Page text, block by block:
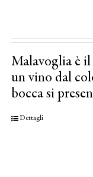
Malavoglia è
un vino dal
bocca si
Dettagli